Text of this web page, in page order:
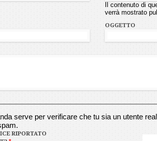
Il contenuto di
verrà mostrato
OGGETTO
serve per verificare che tu sia un utente
RIPORTATO